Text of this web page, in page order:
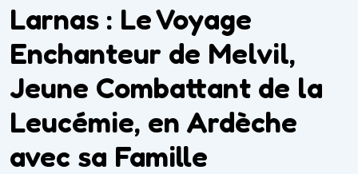
Larnas : Le Voyage
Enchanteur de Melvil,
Jeune Combattant de la
Leucémie, en Ardèche
avec sa Famille